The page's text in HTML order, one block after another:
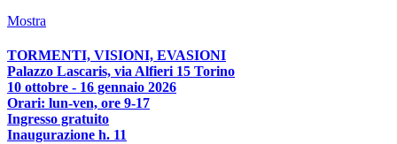
Mostra
TORMENTI, VISIONI, EVASIONI
Palazzo Lascaris, via Alfieri 15 Torino
10 ottobre - 16 gennaio 2026
Orari: lun-ven, ore 9-17
Ingresso gratuito
Inaugurazione h. 11